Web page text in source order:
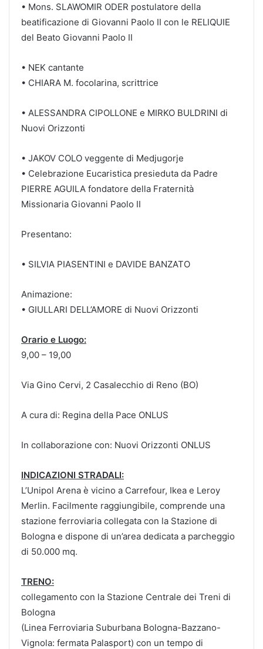
• Mons. SLAWOMIR ODER postulatore della
beatificazione di Giovanni Paolo II con le RELIQUIE
del Beato Giovanni Paolo II
• NEK cantante
• CHIARA M. focolarina, scrittrice
• ALESSANDRA CIPOLLONE e MIRKO BULDRINI di
Nuovi Orizzonti
• JAKOV COLO veggente di Medjugorje
• Celebrazione Eucaristica presieduta da Padre
PIERRE AGUILA fondatore della Fraternità
Missionaria Giovanni Paolo II
Presentano:
• SILVIA PIASENTINI e DAVIDE BANZATO
Animazione:
• GIULLARI DELL’AMORE di Nuovi Orizzonti
Orario e Luogo:
9,00 – 19,00
Via Gino Cervi, 2 Casalecchio di Reno (BO)
A cura di: Regina della Pace ONLUS
In collaborazione con: Nuovi Orizzonti ONLUS
INDICAZIONI STRADALI:
L’Unipol Arena è vicino a Carrefour, Ikea e Leroy
Merlin. Facilmente raggiungibile, comprende una
stazione ferroviaria collegata con la Stazione di
Bologna e dispone di un’area dedicata a parcheggio
di 50.000 mq.
TRENO:
collegamento con la Stazione Centrale dei Treni di
Bologna
(Linea Ferroviaria Suburbana Bologna-Bazzano-
Vignola: fermata Palasport) con un tempo di